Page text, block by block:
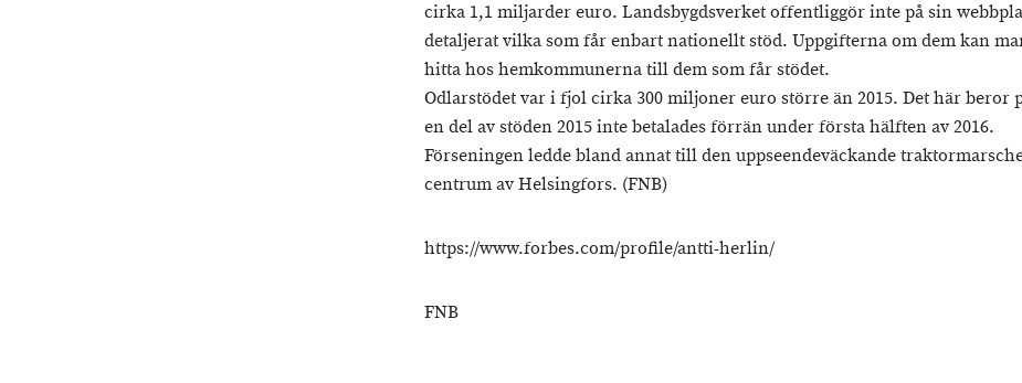
cirka 1,1 miljarder euro. Landsbygdsverket offentliggör inte på sin
detaljerat vilka som får enbart nationellt stöd. Uppgifterna om dem kan
hitta hos hemkommunerna till dem som får stödet.
Odlarstödet var i fjol cirka 300 miljoner euro större än 2015. Det här beror
en del av stöden 2015 inte betalades förrän under första hälften av 2016.
Förseningen ledde bland annat till den uppseendeväckande
centrum av Helsingfors. (FNB)
https://www.forbes.com/profile/antti-herlin/
FNB